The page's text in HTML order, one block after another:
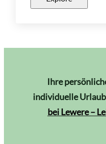
Ihre
individuelle
bei Lewere –